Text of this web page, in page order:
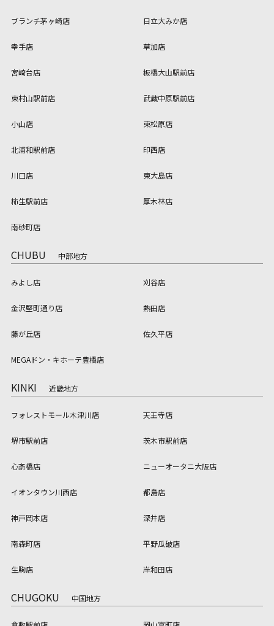
ブランチ茅ヶ崎店 日立大みか店
幸手店 草加店
宮崎台店 板橋大山駅前店
東村山駅前店 武蔵中原駅前店
小山店 東松原店
北浦和駅前店 印西店
川口店 東大島店
柿生駅前店 厚木林店
南砂町店
CHUBU 中部地方
みよし店 刈谷店
金沢堅町通り店 熱田店
藤が丘店 佐久平店
MEGAドン・キホーテ豊橋店
KINKI 近畿地方
フォレストモール木津川店 天王寺店
堺市駅前店 茨木市駅前店
心斎橋店 ニューオータニ大阪店
イオンタウン川西店 都島店
神戸岡本店 深井店
南森町店 平野瓜破店
生駒店 岸和田店
CHUGOKU 中国地方